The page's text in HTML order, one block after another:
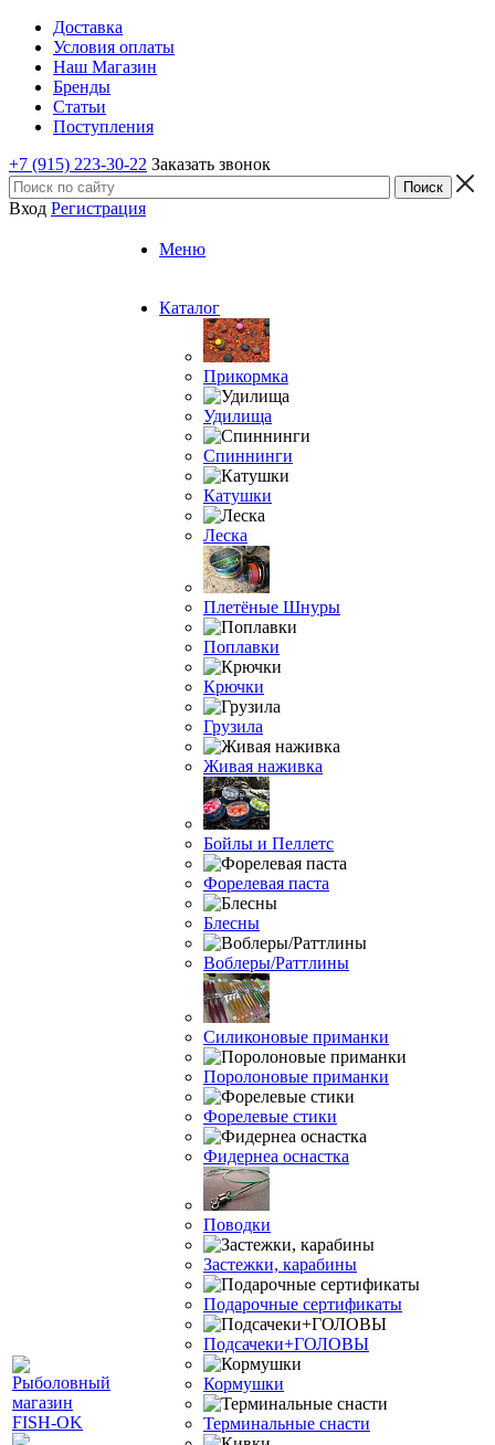
Доставка
Условия оплаты
Наш Магазин
Бренды
Статьи
Поступления
+7 (915) 223-30-22 Заказать звонок
Вход Регистрация
Меню
Каталог
Прикормка
Удилища
Спиннинги
Катушки
Леска
Плетёные Шнуры
Поплавки
Крючки
Грузила
Живая наживка
Бойлы и Пеллетс
Форелевая паста
Блесны
Воблеры/Раттлины
Силиконовые приманки
Поролоновые приманки
Форелевые стики
Фидернеа оснастка
Поводки
Застежки, карабины
Подарочные сертификаты
Подсачеки+ГОЛОВЫ
Кормушки
Терминальные снасти